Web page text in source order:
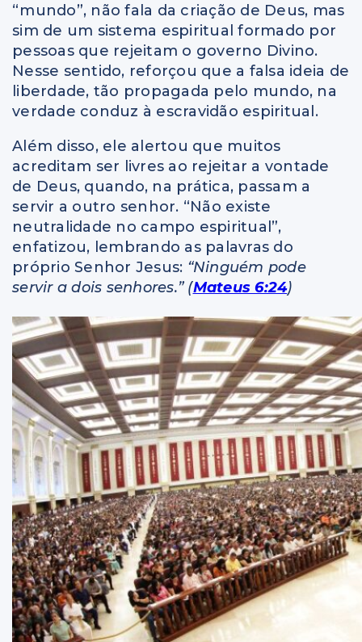
“mundo”, não fala da criação de Deus, mas
sim de um sistema espiritual formado por
pessoas que rejeitam o governo Divino.
Nesse sentido, reforçou que a falsa ideia de
liberdade, tão propagada pelo mundo, na
verdade conduz à escravidão espiritual.
Além disso, ele alertou que muitos
acreditam ser livres ao rejeitar a vontade
de Deus, quando, na prática, passam a
servir a outro senhor. “Não existe
neutralidade no campo espiritual”,
enfatizou, lembrando as palavras do
próprio Senhor Jesus: “Ninguém pode
servir a dois senhores.” (Mateus 6:24)